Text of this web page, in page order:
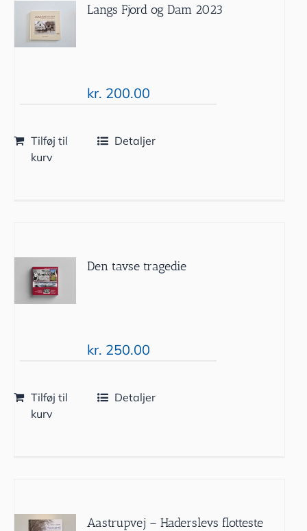
Langs Fjord og Dam 2023
kr. 200.00
Tilføj til
kurv
Detaljer
Den tavse tragedie
kr. 250.00
Tilføj til
kurv
Detaljer
Aastrupvej – Haderslevs flotteste